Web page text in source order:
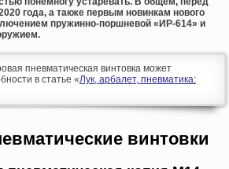
года, а также первым новинкам нового
пружинно-поршневой «ИР-614» и
пневматическая винтовка может
в статье «Лук, арбалет, пневматика:
винтовки